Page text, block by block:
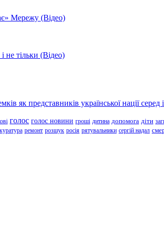
Мережу (Відео)
не тільки (Відео)
як представників української нації
голос голос новини гроші дитина допомога діти
ремонт розшук росія рятувальники сергій надал